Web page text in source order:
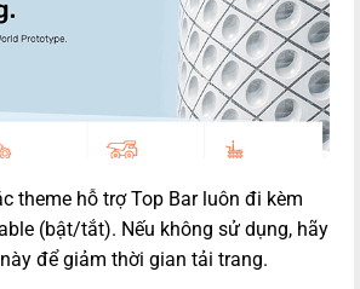
theme hỗ trợ Top Bar luôn đi kèm
(bật/tắt). Nếu không sử dụng, hãy
để giảm thời gian tải trang.